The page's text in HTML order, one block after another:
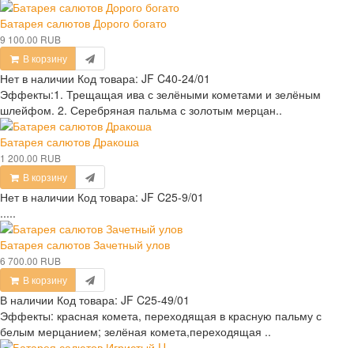
Батарея салютов Дорого богато
9 100.00 RUB
В корзину
Нет в наличии Код товара: JF C40-24/01
Эффекты:1. Трещащая ива с зелёными кометами и зелёным
шлейфом. 2. Серебряная пальма с золотым мерцан..
Батарея салютов Дракоша
1 200.00 RUB
В корзину
Нет в наличии Код товара: JF C25-9/01
.....
Батарея салютов Зачетный улов
6 700.00 RUB
В корзину
В наличии Код товара: JF C25-49/01
Эффекты: красная комета, переходящая в красную пальму с
белым мерцанием; зелёная комета,переходящая ..